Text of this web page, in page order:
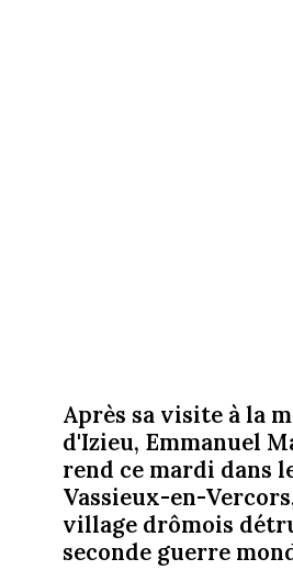
Après sa visite à la
d'Izieu, Emmanuel
rend ce mardi dans
Vassieux-en-
village drômois
seconde guerre